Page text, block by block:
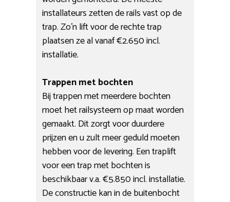
installateurs zetten de rails vast op de
trap. Zo’n lift voor de rechte trap
plaatsen ze al vanaf €2.650 incl.
installatie.
Trappen met bochten
Bij trappen met meerdere bochten
moet het railsysteem op maat worden
gemaakt. Dit zorgt voor duurdere
prijzen en u zult meer geduld moeten
hebben voor de levering. Een traplift
voor een trap met bochten is
beschikbaar v.a. €5.850 incl. installatie.
De constructie kan in de buitenbocht